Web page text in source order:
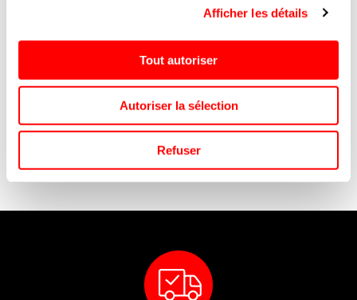
Afficher les détails
Tout autoriser
Autoriser la sélection
Refuser
article
Promos 2
articles